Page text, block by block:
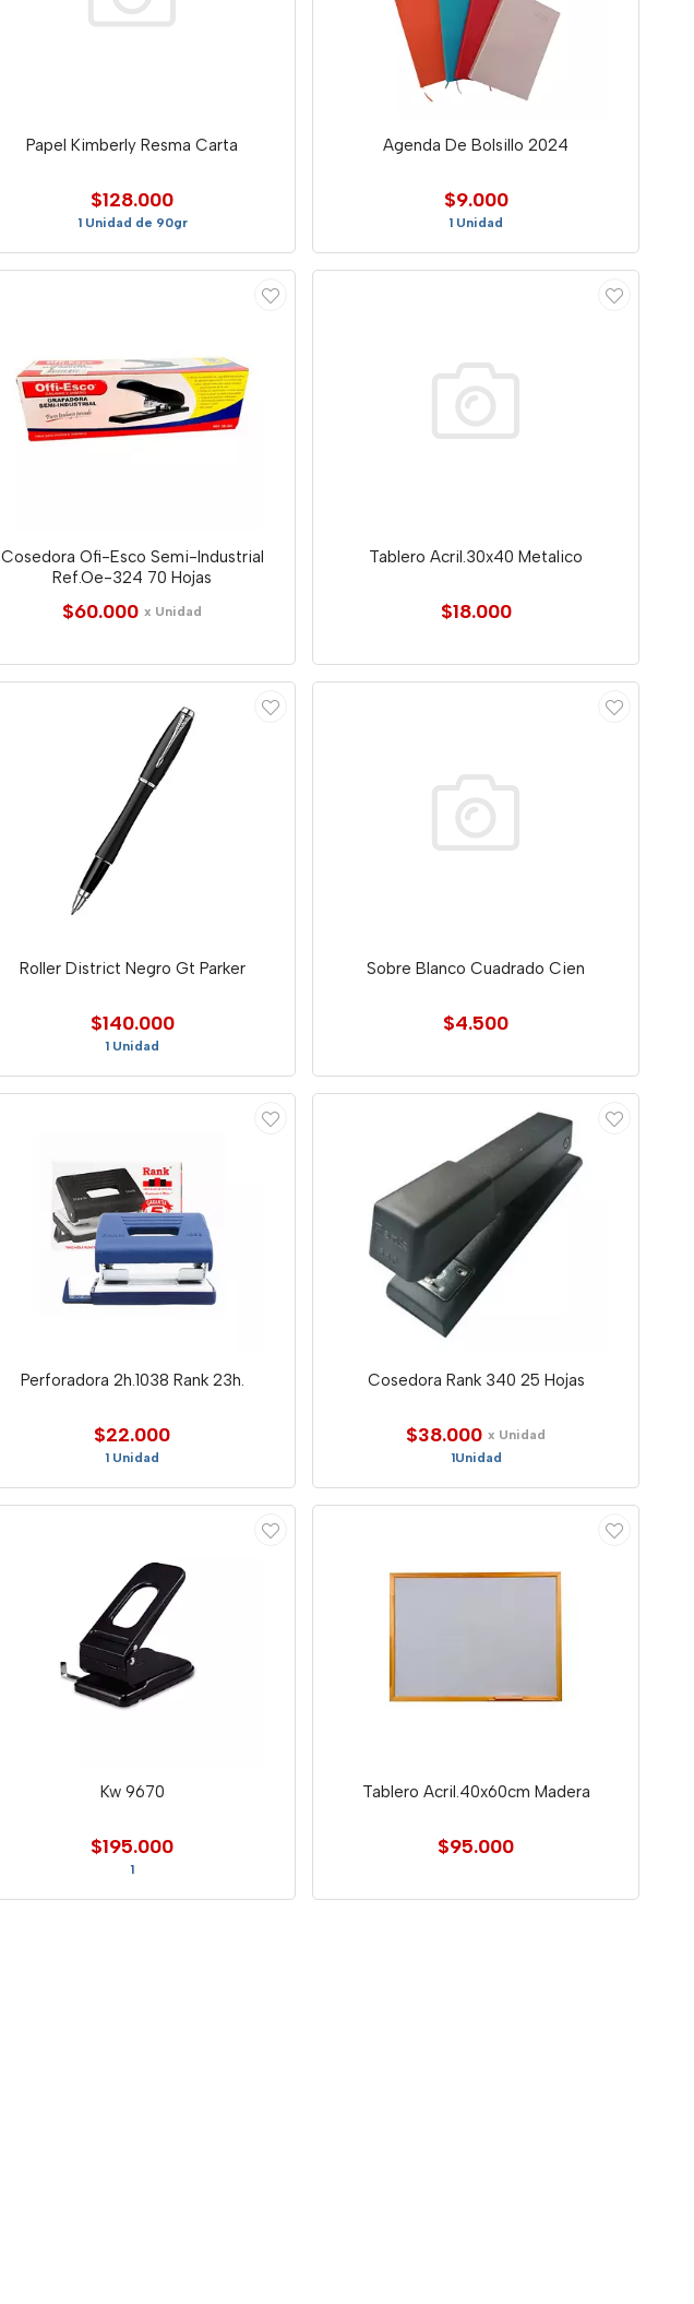
Papel Kimberly Resma Carta
$128.000
1 Unidad de 90gr
Agenda De Bolsillo 2024
$9.000
1 Unidad
Cosedora Ofi-Esco Semi-Industrial
Ref.Oe-324 70 Hojas
$60.000 x Unidad
Tablero Acril.30x40 Metalico
$18.000
Roller District Negro Gt Parker
$140.000
1 Unidad
Sobre Blanco Cuadrado Cien
$4.500
Perforadora 2h.1038 Rank 23h.
$22.000
1 Unidad
Cosedora Rank 340 25 Hojas
$38.000 x Unidad
1Unidad
Kw 9670
$195.000
1
Tablero Acril.40x60cm Madera
$95.000